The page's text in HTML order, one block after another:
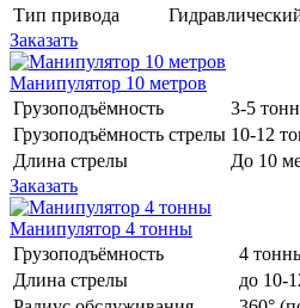
Тип привода
Заказать
Манипулятор 10 метров
Грузоподъёмность
3-5
Грузоподъёмность стрелы 10-12
Длина стрелы
До 10
Заказать
Манипулятор 4 тонны
Грузоподъёмность
4
Длина стрелы
до 10-